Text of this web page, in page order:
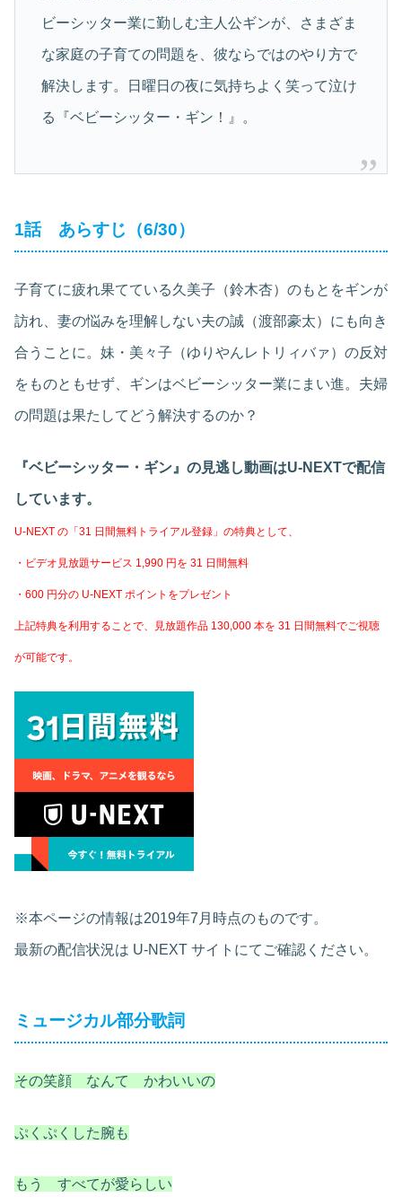
ビーシッター業に勤しむ主人公ギンが、さまざま
な家庭の子育ての問題を、彼ならではのやり方で
解決します。日曜日の夜に気持ちよく笑って泣け
る『ベビーシッター・ギン！』。
1話 あらすじ（6/30）
子育てに疲れ果てている久美子（鈴木杏）のもとをギンが
訪れ、妻の悩みを理解しない夫の誠（渡部豪太）にも向き
合うことに。妹・美々子（ゆりやんレトリィバァ）の反対
をものともせず、ギンはベビーシッター業にまい進。夫婦
の問題は果たしてどう解決するのか？
『ベビーシッター・ギン』の見逃し動画はU-NEXTで配信
しています。
U-NEXT の「31 日間無料トライアル登録」の特典として、
・ビデオ見放題サービス 1,990 円を 31 日間無料
・600 円分の U-NEXT ポイントをプレゼント
上記特典を利用することで、見放題作品 130,000 本を 31 日間無料でご視聴
が可能です。
※本ページの情報は2019年7月時点のものです。
最新の配信状況は U-NEXT サイトにてご確認ください。
ミュージカル部分歌詞
その笑顔 なんて かわいいの
ぷくぷくした腕も
もう すべてが愛らしい